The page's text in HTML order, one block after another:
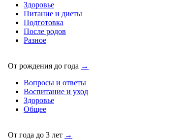
Здоровье
Питание и диеты
Подготовка
После родов
Разное
От рождения до года →
Вопросы и ответы
Воспитание и уход
Здоровье
Общее
От года до 3 лет →